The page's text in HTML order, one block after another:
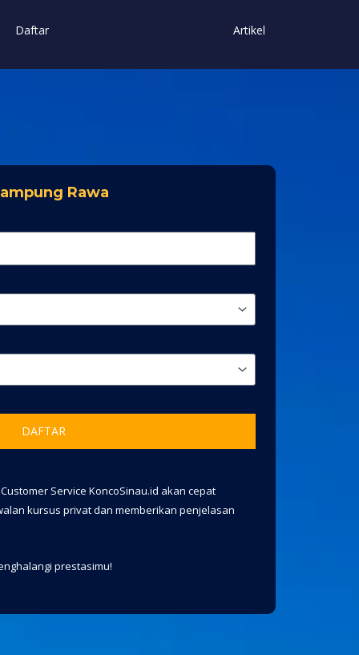
Daftar Artikel
Rawa
DAFTAR
Service KoncoSinau.id akan cepat
kursus privat dan memberikan penjelasan
prestasimu!